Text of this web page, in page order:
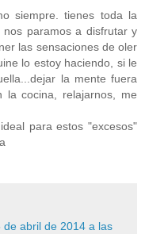
siempre. tienes toda la
paramos a disfrutar y
las sensaciones de oler
lo estoy haciendo, si le
la mente fuera
cocina, relajarnos, me
para estos "excesos"
de abril de 2014 a las